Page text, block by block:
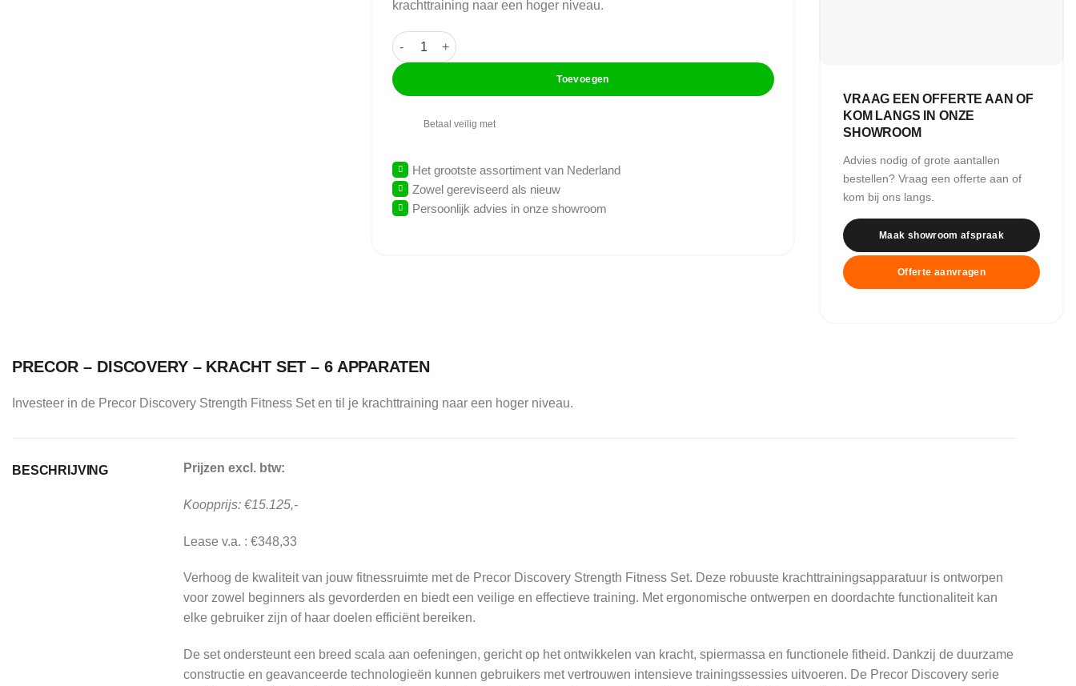
krachttraining naar een hoger niveau.
Precor - Discovery - Kracht Set - 6 Apparaten aantal
Toevoegen
Betaal veilig met
Het grootste assortiment van Nederland
Zowel gereviseerd als nieuw
Persoonlijk advies in onze showroom
VRAAG EEN OFFERTE AAN OF
KOM LANGS IN ONZE
SHOWROOM
Advies nodig of grote aantallen
bestellen? Vraag een offerte aan of
kom bij ons langs.
Maak showroom afspraak
Offerte aanvragen
PRECOR – DISCOVERY – KRACHT SET – 6 APPARATEN
Investeer in de Precor Discovery Strength Fitness Set en til je krachttraining naar een hoger niveau.
BESCHRIJVING Prijzen excl. btw:
Koopprijs: €15.125,-
Lease v.a. : €348,33
Verhoog de kwaliteit van jouw fitnessruimte met de Precor Discovery Strength Fitness Set. Deze robuuste krachttrainingsapparatuur is ontworpen
voor zowel beginners als gevorderden en biedt een veilige en effectieve training. Met ergonomische ontwerpen en doordachte functionaliteit kan
elke gebruiker zijn of haar doelen efficiënt bereiken.
De set ondersteunt een breed scala aan oefeningen, gericht op het ontwikkelen van kracht, spiermassa en functionele fitheid. Dankzij de duurzame
constructie en geavanceerde technologieën kunnen gebruikers met vertrouwen intensieve trainingssessies uitvoeren. De Precor Discovery serie